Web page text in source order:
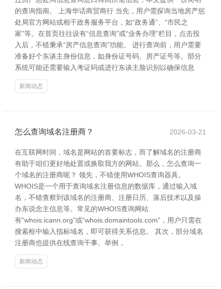
的查询指南。 上海华话商贸商行 当先，用户需探询当地房产惩
处局官方网站或相干政务服务平台，如“政务通”、“市民之
家”等。在首页往往设有“信息查询”或“业务办理”栏目，点击投
入后，不错秉承“房产信息查询”功能。 进行查询前，用户需要
准备好个东谈主身份信息，如身份证号码、房产证号等。部分
系统可能还需要输入考证码或进行东谈主脸识别以确保信息
新闻动态
怎么查询域名注册商？ 2026-03-21
在互联网时间，域名是网站的首要标志，而了解域名的注册商
有助于咱们更好地处置或换取我方的网站。那么，怎么查询一
个域名的注册商呢？ 领先，不错使用WHOIS查询器具。
WHOIS是一个用于查询域名注册信息的数据库，通过输入域
名，不错查察到该域名的注册商、注册日历、落后技术以及操
办东说念主信息等。常见的WHOIS查询网站
有“whois.icann.org”或“whois.domaintools.com”，用户只需在
搜索框中输入指标域名，即可获得关系信息。 其次，部分域名
注册商也提供在线查询干事。举例，
新闻动态